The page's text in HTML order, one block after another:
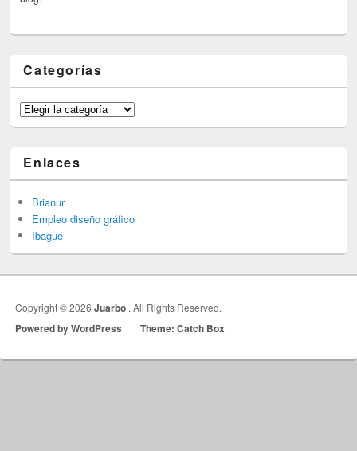
Categorías
Categorías
Enlaces
Brianur
Empleo diseño gráfico
Ibagué
Copyright © 2026Juarbo . All Rights Reserved.
Powered by WordPress | Theme: Catch Box